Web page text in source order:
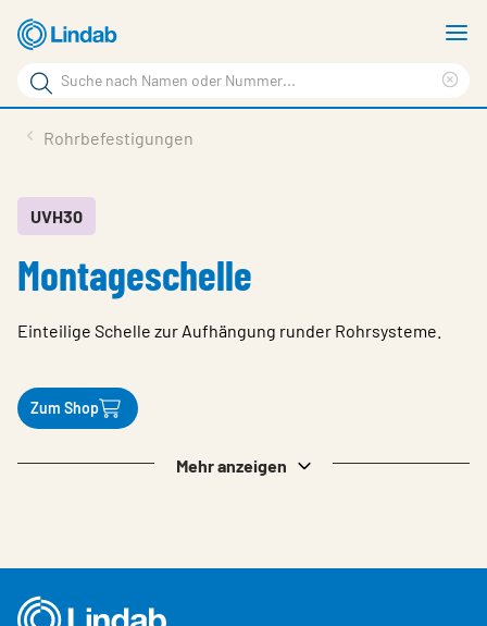
Zum
Hauptinhalt
springen
Suchbegriff
Seite
durchsuchen
Wissen & Service
Inspiration
Unternehmen
Kontakt
Rohrbefestigungen
UVH30
Montageschelle
Einteilige Schelle zur Aufhängung runder Rohrsysteme.
Zum Shop
Mehr anzeigen